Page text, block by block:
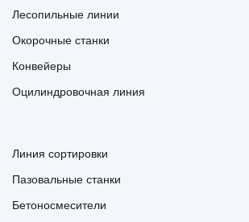
Лесопильные линии
Окорочные станки
Конвейеры
Оцилиндровочная линия
Линия сортировки
Пазовальные станки
Бетоносмесители